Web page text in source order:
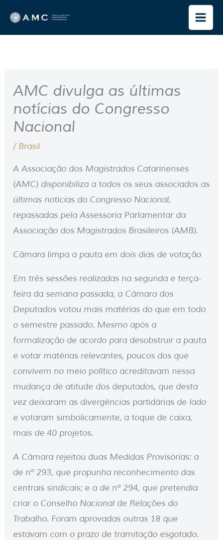
para
o
AMC divulga as últimas
notícias do Congresso
Nacional
/ Brasil
A Associação dos Magistrados Catarinenses
(AMC) disponibiliza a todos os seus associados as
últimas notícias do Congresso Nacional,
repassadas pela Assessoria Parlamentar da
Associação dos Magistrados Brasileiros (AMB).
Câmara limpa a pauta em dois dias de votação
Em três sessões realizadas na segunda e terça-
feira da semana passada, a Câmara dos
Deputados votou mais matérias do que em todo
o semestre passado. Mesmo após a
formalização de acordo para desobstruir a pauta
e votar matérias relevantes, poucos dos que
convivem no meio político acreditavam nessa
mudança de atitude dos deputados, que desta
vez deixaram as divergências partidárias de lado
e votaram simbolicamente, a toque de caixa,
mais de 40 projetos.
A Câmara rejeitou duas Medidas Provisórias: a
de nº 293, que propunha reconhecimento das
centrais sindicais; e a de nº 294, que pretendia
criar o Conselho Nacional de Relações do
Trabalho. Foram aprovadas outras 18 que
estavam com o prazo de tramitação esgotado.